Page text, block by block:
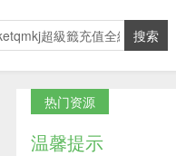
热门资源
温馨提示